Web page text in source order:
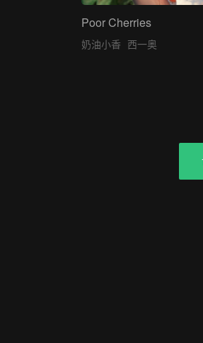
Poor Cherries
奶油小香 西一奥